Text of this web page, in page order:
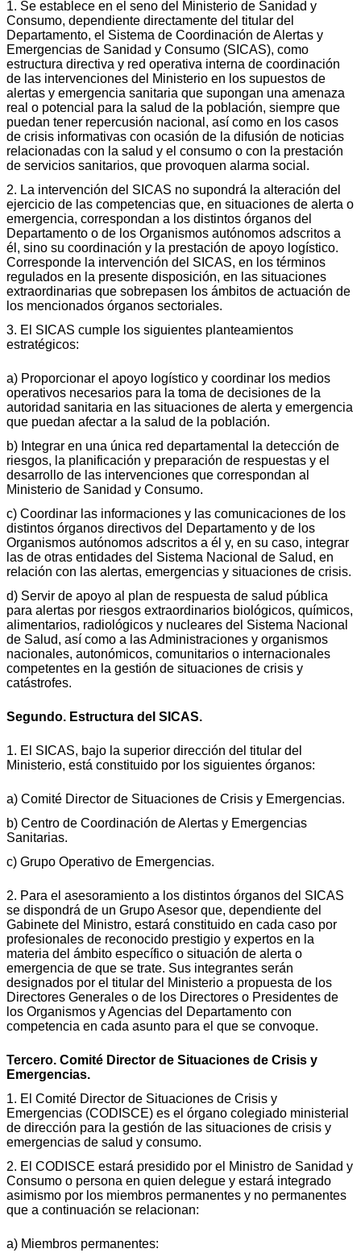
1. Se establece en el seno del Ministerio de Sanidad y
Consumo, dependiente directamente del titular del
Departamento, el Sistema de Coordinación de Alertas y
Emergencias de Sanidad y Consumo (SICAS), como
estructura directiva y red operativa interna de coordinación
de las intervenciones del Ministerio en los supuestos de
alertas y emergencia sanitaria que supongan una amenaza
real o potencial para la salud de la población, siempre que
puedan tener repercusión nacional, así como en los casos
de crisis informativas con ocasión de la difusión de noticias
relacionadas con la salud y el consumo o con la prestación
de servicios sanitarios, que provoquen alarma social.
2. La intervención del SICAS no supondrá la alteración del
ejercicio de las competencias que, en situaciones de alerta o
emergencia, correspondan a los distintos órganos del
Departamento o de los Organismos autónomos adscritos a
él, sino su coordinación y la prestación de apoyo logístico.
Corresponde la intervención del SICAS, en los términos
regulados en la presente disposición, en las situaciones
extraordinarias que sobrepasen los ámbitos de actuación de
los mencionados órganos sectoriales.
3. El SICAS cumple los siguientes planteamientos
estratégicos:
a) Proporcionar el apoyo logístico y coordinar los medios
operativos necesarios para la toma de decisiones de la
autoridad sanitaria en las situaciones de alerta y emergencia
que puedan afectar a la salud de la población.
b) Integrar en una única red departamental la detección de
riesgos, la planificación y preparación de respuestas y el
desarrollo de las intervenciones que correspondan al
Ministerio de Sanidad y Consumo.
c) Coordinar las informaciones y las comunicaciones de los
distintos órganos directivos del Departamento y de los
Organismos autónomos adscritos a él y, en su caso, integrar
las de otras entidades del Sistema Nacional de Salud, en
relación con las alertas, emergencias y situaciones de crisis.
d) Servir de apoyo al plan de respuesta de salud pública
para alertas por riesgos extraordinarios biológicos, químicos,
alimentarios, radiológicos y nucleares del Sistema Nacional
de Salud, así como a las Administraciones y organismos
nacionales, autonómicos, comunitarios o internacionales
competentes en la gestión de situaciones de crisis y
catástrofes.
Segundo. Estructura del SICAS.
1. El SICAS, bajo la superior dirección del titular del
Ministerio, está constituido por los siguientes órganos:
a) Comité Director de Situaciones de Crisis y Emergencias.
b) Centro de Coordinación de Alertas y Emergencias
Sanitarias.
c) Grupo Operativo de Emergencias.
2. Para el asesoramiento a los distintos órganos del SICAS
se dispondrá de un Grupo Asesor que, dependiente del
Gabinete del Ministro, estará constituido en cada caso por
profesionales de reconocido prestigio y expertos en la
materia del ámbito específico o situación de alerta o
emergencia de que se trate. Sus integrantes serán
designados por el titular del Ministerio a propuesta de los
Directores Generales o de los Directores o Presidentes de
los Organismos y Agencias del Departamento con
competencia en cada asunto para el que se convoque.
Tercero. Comité Director de Situaciones de Crisis y
Emergencias.
1. El Comité Director de Situaciones de Crisis y
Emergencias (CODISCE) es el órgano colegiado ministerial
de dirección para la gestión de las situaciones de crisis y
emergencias de salud y consumo.
2. El CODISCE estará presidido por el Ministro de Sanidad y
Consumo o persona en quien delegue y estará integrado
asimismo por los miembros permanentes y no permanentes
que a continuación se relacionan:
a) Miembros permanentes: